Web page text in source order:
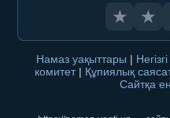
★ ★
Намаз уақыттары |
комитет | Құпиялық
Сайтқа